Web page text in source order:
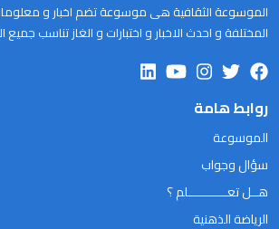
الموسوعة الثقافية هى موسوعة تضم اخبار و
المختلفة و احدث الاخبار و اختبارات و الغاز تناسب جميع
روابط هامة
الموسوعة
سؤال وجواب
هــل تعـــــــــــلم ؟
الرياضة الذهنية